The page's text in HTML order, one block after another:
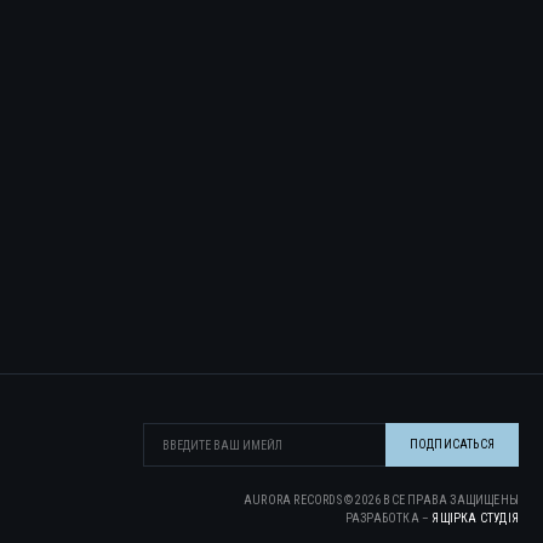
AURORA RECORDS ©2026 ВСЕ ПРАВА ЗАЩИЩЕНЫ
РАЗРАБОТКА – ЯЩІРКА CТУДІЯ